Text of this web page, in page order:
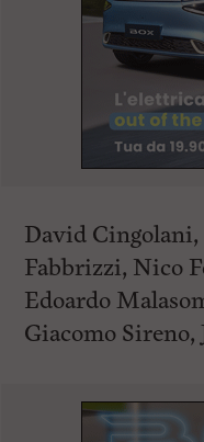
David
Fabbrizzi, Nico
Edoardo
Giacomo Sireno,